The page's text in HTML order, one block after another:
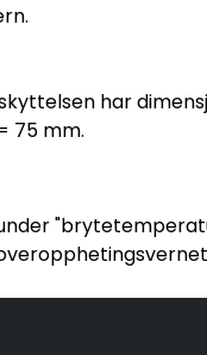
har
75 mm.